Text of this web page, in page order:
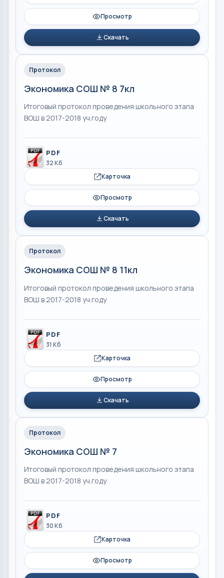
Просмотр
Скачать
Протокол
Экономика СОШ № 8 7кл
Итоговый протокол проведения школьного этапа
ВОШ в 2017-2018 уч.году
PDF
32 Кб
Карточка
Просмотр
Скачать
Протокол
Экономика СОШ № 8 11кл
Итоговый протокол проведения школьного этапа
ВОШ в 2017-2018 уч.году
PDF
31 Кб
Карточка
Просмотр
Скачать
Протокол
Экономика СОШ № 7
Итоговый протокол проведения школьного этапа
ВОШ в 2017-2018 уч.году
PDF
30 Кб
Карточка
Просмотр